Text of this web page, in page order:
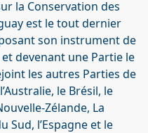
la Conservation des
est le tout dernier
son instrument de
devenant une Partie le
les autres Parties de
le Brésil, le
Zélande, La
Sud, l’Espagne et le